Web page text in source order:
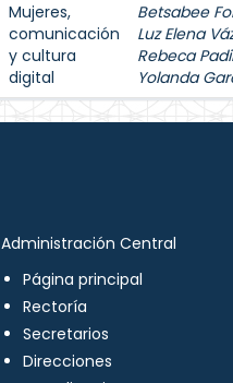
Mujeres,
comunicación
y cultura
digital
Betsabee
Luz Elena
Rebeca
Yolanda
Administración Central
Página principal
Rectoría
Secretarios
Direcciones